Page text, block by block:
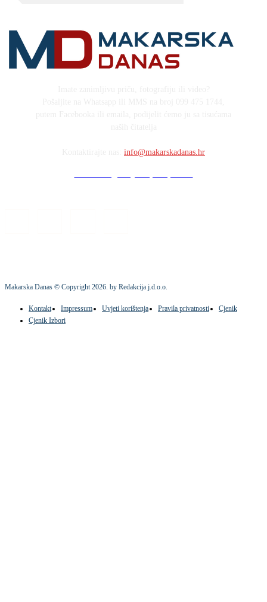
info@makarskadanas.hr
Makarska Danas © Copyright2026. by Redakcija j.d.o.o.
Kontakt Impressum Uvjeti korištenja Pravila privatnosti
Cjenik
Cjenik Izbori